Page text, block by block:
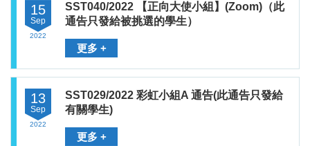
15
Sep
2022
SST040/2022 【正向大使小組】(Zoom)（此
通告只發給被挑選的學生）
更多 +
13
Sep
2022
SST029/2022 彩虹小組A 通告(此通告只發給
有關學生)
更多 +